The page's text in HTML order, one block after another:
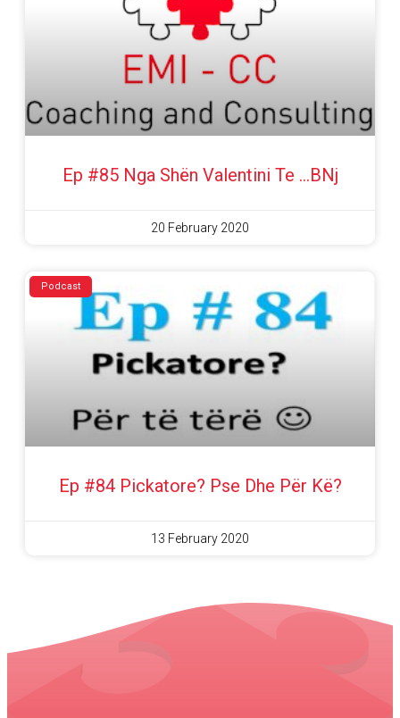
Ep #85 Nga Shën Valentini Te …BNj
20 February 2020
Podcast
Ep #84 Pickatore? Pse Dhe Për Kë?
13 February 2020